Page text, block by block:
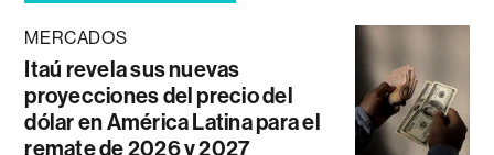
MERCADOS
Itaú revela sus nuevas
proyecciones del precio del
dólar en América Latina para el
remate de 2026 y 2027